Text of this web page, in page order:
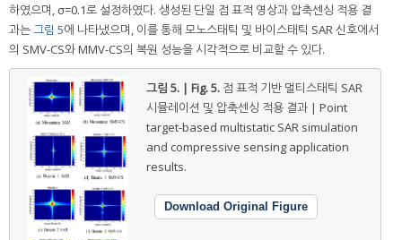
하였으며, σ=0.1로 설정하였다. 생성된 단일 점 표적 영상과 압축센싱 적용 결
과는그림 5에 나타냈으며, 이를 통해 모노스태틱 및 바이스태틱 SAR 신호에서
의 SMV-CS와 MMV-CS의 복원 성능을 시각적으로 비교할 수 있다.
그림 5. | Fig. 5. 점 표적 기반 멀티스태틱 SAR
시뮬레이션 및 압축센싱 적용 결과 | Point
target-based multistatic SAR simulation
and compressive sensing application
results.
Download Original Figure